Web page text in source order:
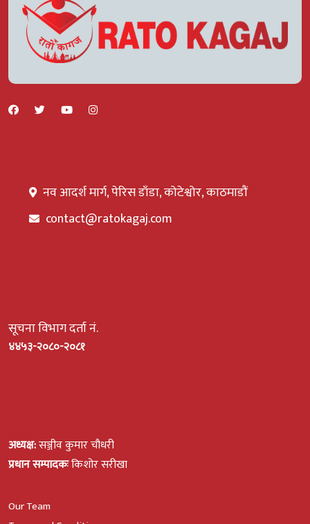
नव आदर्श मार्ग, पेरिस डाँडा, कोटेश्वोर, काठमाडौं
contact@ratokagaj.com
सूचना विभाग दर्ता नं.
४४५३-२०८०-२०८१
अध्यक्ष:सञ्जीव कुमार चौधरी
प्रधान सम्पादकःकिशोर सरीखा
Our Team